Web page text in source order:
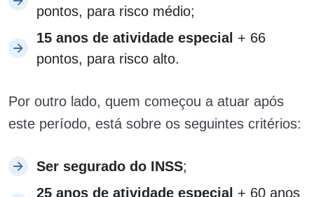
pontos, para risco médio;
15 anos de atividade especial + 66
pontos, para risco alto.
Por outro lado, quem começou a atuar após
este período, está sobre os seguintes critérios:
Ser segurado do INSS;
25 anos de atividade especial + 60 anos